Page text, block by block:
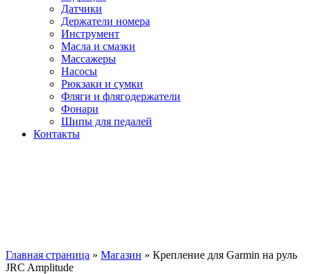
Датчики
Держатели номера
Инструмент
Масла и смазки
Массажеры
Насосы
Рюкзаки и сумки
Фляги и флягодержатели
Фонари
Шипы для педалей
Контакты
Главная страница » Магазин » Крепление для Garmin на руль
JRC Amplitude